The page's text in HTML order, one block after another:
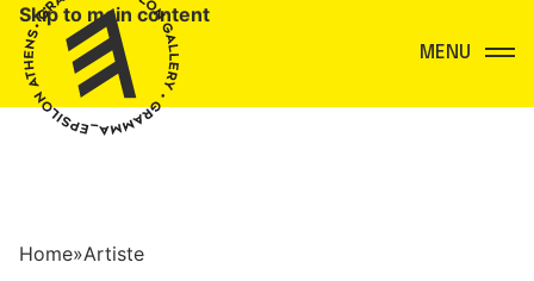
Skip to main content
Home»Artiste